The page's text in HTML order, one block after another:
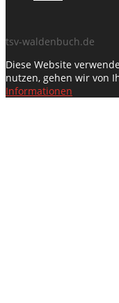
tsv-waldenbuch.de
Diese Website
nutzen, gehen wir von
Informationen